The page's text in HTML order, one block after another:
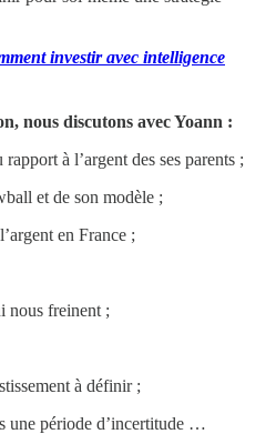
investir avec intelligence
nous discutons avec Yoann :
à l’argent des ses parents ;
et de son modèle ;
en France ;
nous freinent ;
à définir ;
une période d’incertitude …